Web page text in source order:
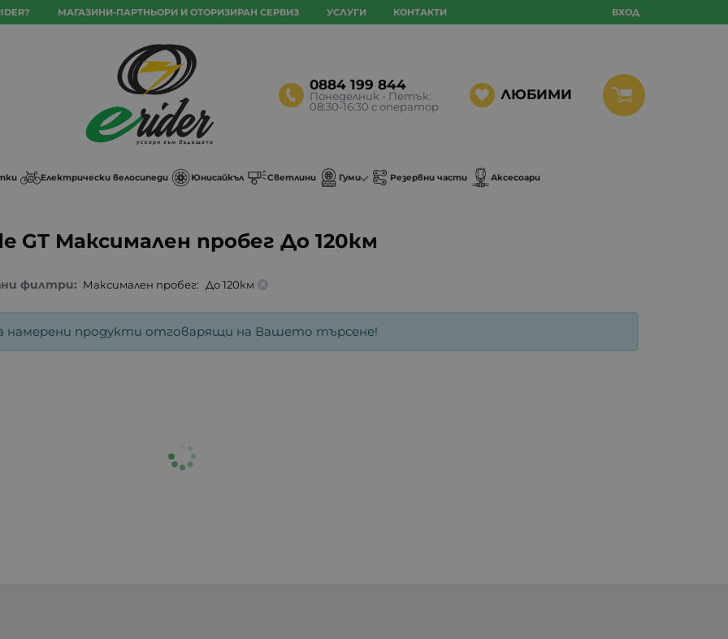
МАГАЗИНИ-ПАРТНЬОРИ И ОТОРИЗИРАН СЕРВИЗ УСЛУГИ КОНТАКТИ ВХОД
0884 199 844
Понеделник - Петък:
08:30-16:30 с оператор
ЛЮБИМИ
Електрически велосипеди Юнисайкъл Светлини Гуми Резервни части Аксесоари
GT Максимален пробег До 120км
филтри: Максимален пробег: До 120км
намерени продукти отговарящи на Вашето търсене!